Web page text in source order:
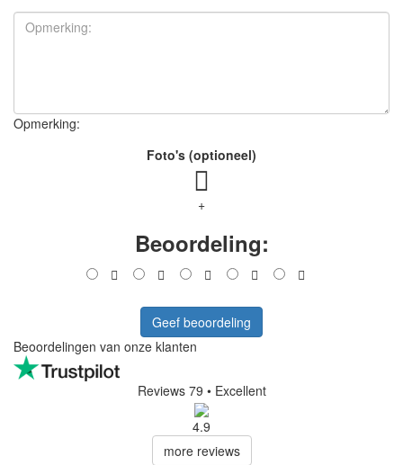
Opmerking:
Foto's (optioneel)
+
Beoordeling:
Geef beoordeling
Beoordelingen van onze klanten
Reviews 79 • Excellent
4.9
more reviews